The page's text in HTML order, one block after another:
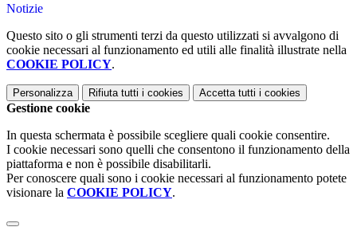
Notizie
Questo sito o gli strumenti terzi da questo utilizzati si avvalgono di
cookie necessari al funzionamento ed utili alle finalità illustrate nella
COOKIE POLICY.
Personalizza Rifiuta tutti i cookies Accetta tutti i cookies
Gestione cookie
In questa schermata è possibile scegliere quali cookie consentire.
I cookie necessari sono quelli che consentono il funzionamento della
piattaforma e non è possibile disabilitarli.
Per conoscere quali sono i cookie necessari al funzionamento potete
visionare la COOKIE POLICY.